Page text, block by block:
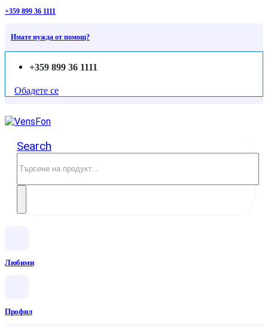
+359 899 36 1111
Имате нужда от помощ?
+359 899 36 1111
Обадете се
Search
Любими
Профил